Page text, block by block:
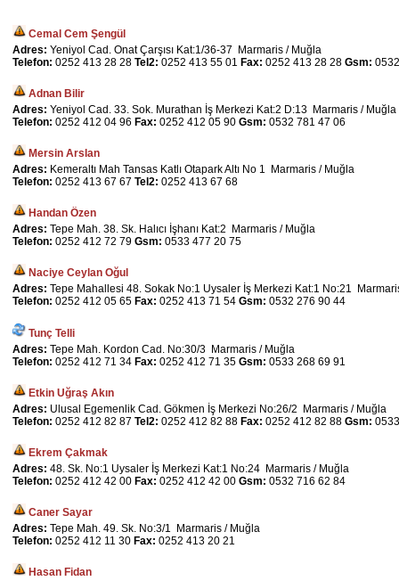
Cemal Cem Şengül
Adres: Yeniyol Cad. Onat Çarşısı Kat:1/36-37 Marmaris / Muğla
Telefon: 0252 413 28 28 Tel2: 0252 413 55 01 Fax: 0252 413 28 28 Gsm:
Adnan Bilir
Adres: Yeniyol Cad. 33. Sok. Murathan İş Merkezi Kat:2 D:13 Marmaris / Muğla
Telefon: 0252 412 04 96 Fax: 0252 412 05 90 Gsm: 0532 781 47 06
Mersin Arslan
Adres: Kemeraltı Mah Tansas Katlı Otapark Altı No 1 Marmaris / Muğla
Telefon: 0252 413 67 67 Tel2: 0252 413 67 68
Handan Özen
Adres: Tepe Mah. 38. Sk. Halıcı İşhanı Kat:2 Marmaris / Muğla
Telefon: 0252 412 72 79 Gsm: 0533 477 20 75
Naciye Ceylan Oğul
Adres: Tepe Mahallesi 48. Sokak No:1 Uysaler İş Merkezi Kat:1 No:21
Telefon: 0252 412 05 65 Fax: 0252 413 71 54 Gsm: 0532 276 90 44
Tunç Telli
Adres: Tepe Mah. Kordon Cad. No:30/3 Marmaris / Muğla
Telefon: 0252 412 71 34 Fax: 0252 412 71 35 Gsm: 0533 268 69 91
Etkin Uğraş Akın
Adres: Ulusal Egemenlik Cad. Gökmen İş Merkezi No:26/2 Marmaris / Muğla
Telefon: 0252 412 82 87 Tel2: 0252 412 82 88 Fax: 0252 412 82 88 Gsm:
Ekrem Çakmak
Adres: 48. Sk. No:1 Uysaler İş Merkezi Kat:1 No:24 Marmaris / Muğla
Telefon: 0252 412 42 00 Fax: 0252 412 42 00 Gsm: 0532 716 62 84
Caner Sayar
Adres: Tepe Mah. 49. Sk. No:3/1 Marmaris / Muğla
Telefon: 0252 412 11 30 Fax: 0252 413 20 21
Hasan Fidan